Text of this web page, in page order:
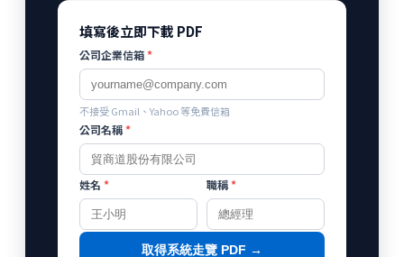
填寫後立即下載 PDF
公司企業信箱*
不接受 Gmail、Yahoo 等免費信箱
公司名稱*
姓名 * 職稱*
取得系統走覽 PDF →